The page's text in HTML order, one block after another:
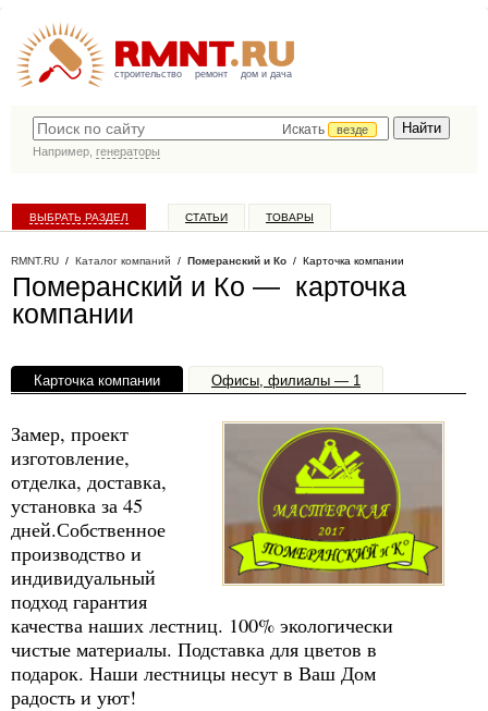
строительство ремонт дом и дача
Искать
везде
Например, генераторы
ВЫБРАТЬ РАЗДЕЛ СТАТЬИ ТОВАРЫ
RMNT.RU / Каталог компаний / Померанский и Ко / Карточка компании
Померанский и Ко — карточка
компании
Карточка компании Офисы, филиалы — 1
Замер, проект
изготовление,
отделка, доставка,
установка за 45
дней.Собственное
производство и
индивидуальный
подход гарантия
качества наших лестниц. 100% экологически
чистые материалы. Подставка для цветов в
подарок. Наши лестницы несут в Ваш Дом
радость и уют!